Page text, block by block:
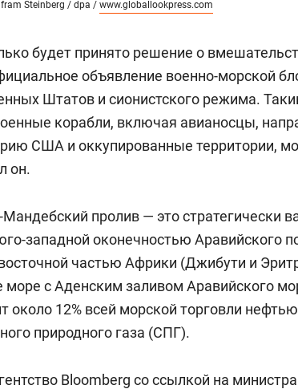
Steinberg / dpa / www.globallookpress.com
будет принято решение о
объявление военно-морской
Штатов и сионистского режима.
корабли, включая авианосцы,
США и оккупированные территории,
он.
Мандебский пролив — это стратегически
западной оконечностью Аравийского
частью Африки (Джибути и
море с Аденским заливом Аравийского
около 12% всей морской торговли
природного газа (СПГ).
Bloomberg со ссылкой на